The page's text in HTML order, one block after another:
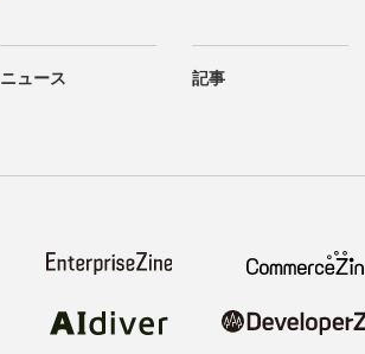
ニュース 記事